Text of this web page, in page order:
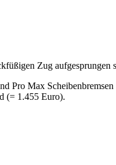
Zug aufgesprungen
Pro Max
(= 1.455 Euro).